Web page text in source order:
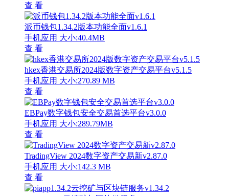
查 看
派币钱包1.34.2版本功能全面v1.6.1
手机应用 大小:40.4MB
查 看
hkex香港交易所2024版数字资产交易平台v5.1.5
手机应用 大小:270.89 MB
查 看
EBPay数字钱包安全交易首选平台v3.0.0
手机应用 大小:289.79MB
查 看
TradingView 2024数字资产交易新v2.87.0
手机应用 大小:142.3 MB
查 看